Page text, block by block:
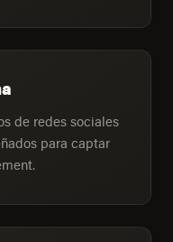
de redes sociales
para captar